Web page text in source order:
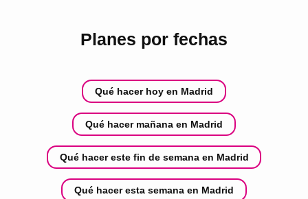
Planes por fechas
Qué hacer hoy en Madrid
Qué hacer mañana en Madrid
Qué hacer este fin de semana en Madrid
Qué hacer esta semana en Madrid